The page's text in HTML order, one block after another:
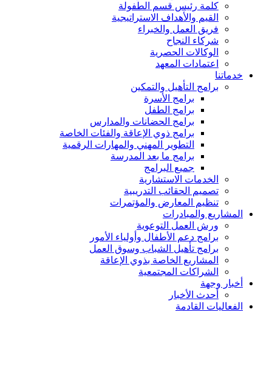
كلمة رئيس قسم الطفولة
القيم والأهداف الاستراتيجية
فريق العمل والخبراء
شركاء النجاح
الوكالات الحصرية
اعتمادات المعهد
خدماتنا
برامج التأهيل والتمكين
برامج الأسرة
برامج الطفل
برامج الحضانات والمدارس
برامج ذوي الإعاقة والفئات الخاصة
التطوير المهني والمهارات الرقمية
برامج ما بعد المدرسة
جميع البرامج
الخدمات الاستشارية
تصميم الحقائب التدريبية
تنظيم المعارض والمؤتمرات
المشاريع والمبادرات
ورش العمل التوعوية
برامج دعم الأطفال وأولياء الأمور
برامج تأهيل الشباب وسوق العمل
المشاريع الخاصة بذوي الإعاقة
الشراكات المجتمعية
أخبار وجهة
أحدث الأخبار
الفعاليات القادمة